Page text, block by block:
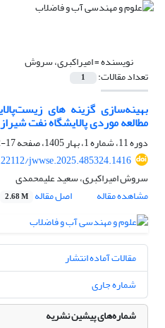
نویسنده =امیراکبری، سروش
تعداد مقالات: 1
بهینه‌سازی گزینه های
مطالعه موردی پالایشگاه نفت شیراز
دوره 11، شماره 1، بهار 1405، صفحه
17-32
jwwse.2025.485324.1416
سروش امیراکبری، سعید علیمحمدی
مشاهده مقاله
اصل مقاله 2.68 M
مقالات آماده انتشار
شماره جاری
شماره‌های پیشین نشریه